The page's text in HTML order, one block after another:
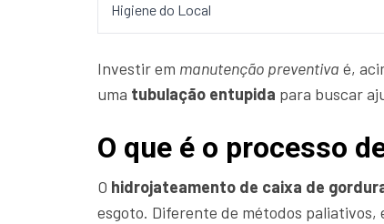
Higiene do Local
Investir em manutenção preventiva é,
uma tubulação entupida para buscar
O que é o processo
O hidrojateamento de caixa de
esgoto. Diferente de métodos